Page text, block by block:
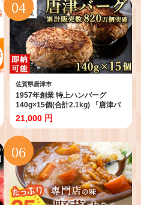
佐賀県唐津市
1957年創業 特上ハンバーグ
140g×15個(合計2.1kg) 「唐津バ
ーグ」商標登録済!! 冷凍真空パッ
ク 惣菜
21,000 円